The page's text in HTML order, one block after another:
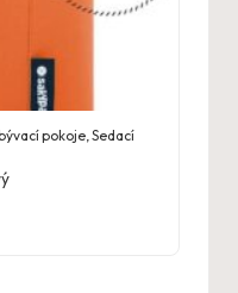
pokoje ,Sedací